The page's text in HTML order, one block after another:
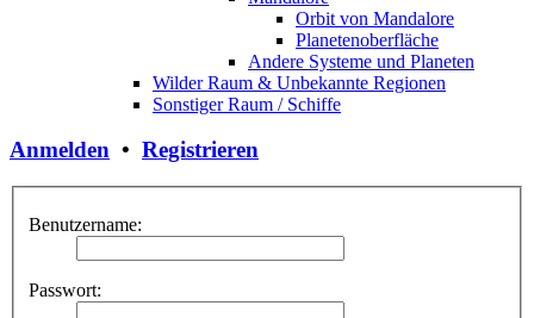
Orbit von Mandalore
Planetenoberfläche
Andere Systeme und Planeten
Wilder Raum & Unbekannte Regionen
Sonstiger Raum / Schiffe
Anmelden • Registrieren
Benutzername:
Passwort: